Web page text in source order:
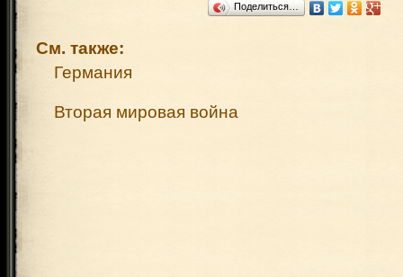
Поделиться…
См. также:
Германия
Вторая мировая война